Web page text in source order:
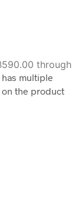
590.00 through
multiple
on the product